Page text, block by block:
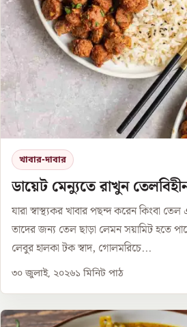
খাবার-দাবার
ডায়েট মেন্যুতে রাখুন
যারা স্বাস্থ্যকর খাবার পছন্দ করেন কিংবা
তাদের জন্য তেল ছাড়া লেমন সয়ামিট হতে
লেবুর হালকা টক স্বাদ, গোলমরিচে...
৩০ জুলাই, ২০২৬১ মিনিট পাঠ